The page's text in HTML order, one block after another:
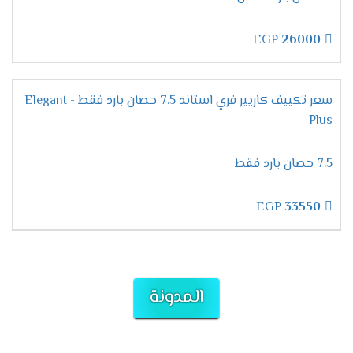
التى تعمل على تنظيف المكان من الجراثيم
والفيروسات التي لا نستطيع إزالتها كما أنها تعمل
على التخلص من اى روائح فى الغرفه تسبب للعميل
ازعاج .
اختيار التكييف أمر ضرورى لكل شخص ولابد من اختيار
تكييف كاريير اوبتى ماكس انفرتر الدى يمتعنا
بخاصية الانفرتر التي تعمل على تقليل استهلاك
توفير خاصية الواى فاى
26000
سعر تكييف كاريير فري استاند 7.5 حصان بارد فقط - Elegant
Plus
7.5 حصان بارد فقط
33550
المدونة